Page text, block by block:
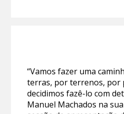
“Vamos fazer uma
terras, por terrenos, por
decidimos fazê-lo com
Manuel Machados na